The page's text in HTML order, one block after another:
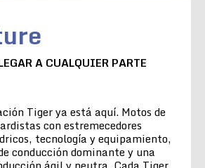
A CUALQUIER PARTE
Tiger ya está aquí. Motos de
con estremecedores
tecnología y equipamiento,
conducción dominante y una